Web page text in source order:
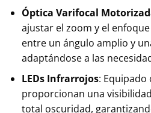
Óptica Varifocal
ajustar el zoom y el
entre un ángulo amplio y
adaptándose a las
LEDs Infrarrojos: Equipado
proporcionan una
total oscuridad,